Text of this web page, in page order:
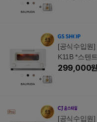
[공식수입원
K11B *스텐
299,000원
[공식수입원] NEW 더 토스터 프로